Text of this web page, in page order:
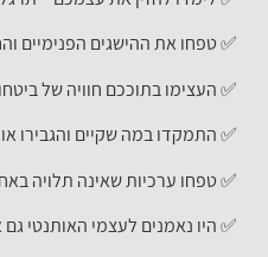
✅ טפחו את ההישגים הפנימיים
✅ העצימו בתוככם חוויה של
✅ התמקדו במה שקיים והגבירו
✅ טפחו ערכיות שאינה תלויה
✅ היו נאמנים לעצמי האותנטי